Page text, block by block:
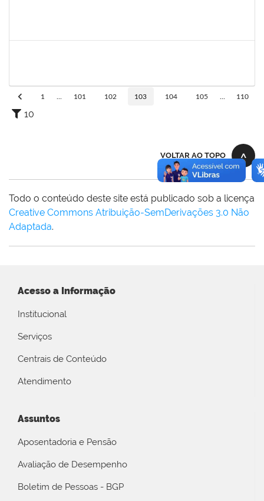
1 101 102 103 104 105 110
10
VOLTAR AO TOPO
Todo o conteúdo deste site está publicado sob a licença
Creative Commons Atribuição-SemDerivações 3.0 Não
Adaptada.
Acesso a Informação
Institucional
Serviços
Centrais de Conteúdo
Atendimento
Assuntos
Aposentadoria e Pensão
Avaliação de Desempenho
Boletim de Pessoas - BGP